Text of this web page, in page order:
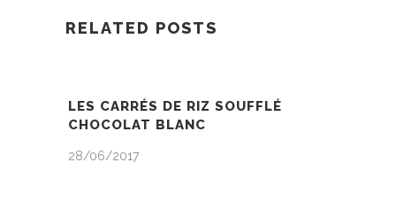
RELATED POSTS
LES CARRÉS DE RIZ SOUFFLÉ
CHOCOLAT BLANC
28/06/2017